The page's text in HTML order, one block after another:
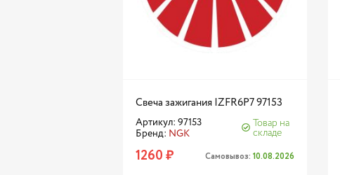
Свеча зажигания IZFR6P7 97153
Артикул: 97153
Бренд: NGK
Товар на
складе
1260 ₽ Самовывоз: 10.08.2026